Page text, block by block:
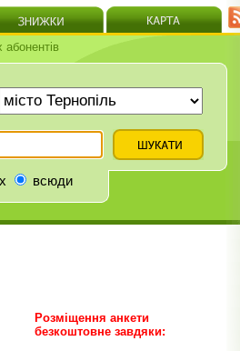
абонентів
всюди
Розміщення анкети
безкоштовне завдяки: